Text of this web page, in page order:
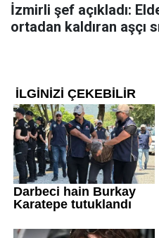
İzmirli şef açıkladı:
ortadan kaldıran aşçı